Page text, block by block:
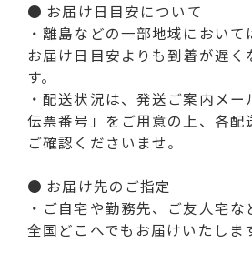
● お届け日目安について
・離島などの一部地域におい
お届け日目安よりも到着が遅く
す。
・配送状況は、発送ご案内メ
伝票番号」をご用意の上、各配
ご確認くださいませ。
● お届け先のご指定
・ご自宅や勤務先、ご友人宅
全国どこへでもお届けいたしま